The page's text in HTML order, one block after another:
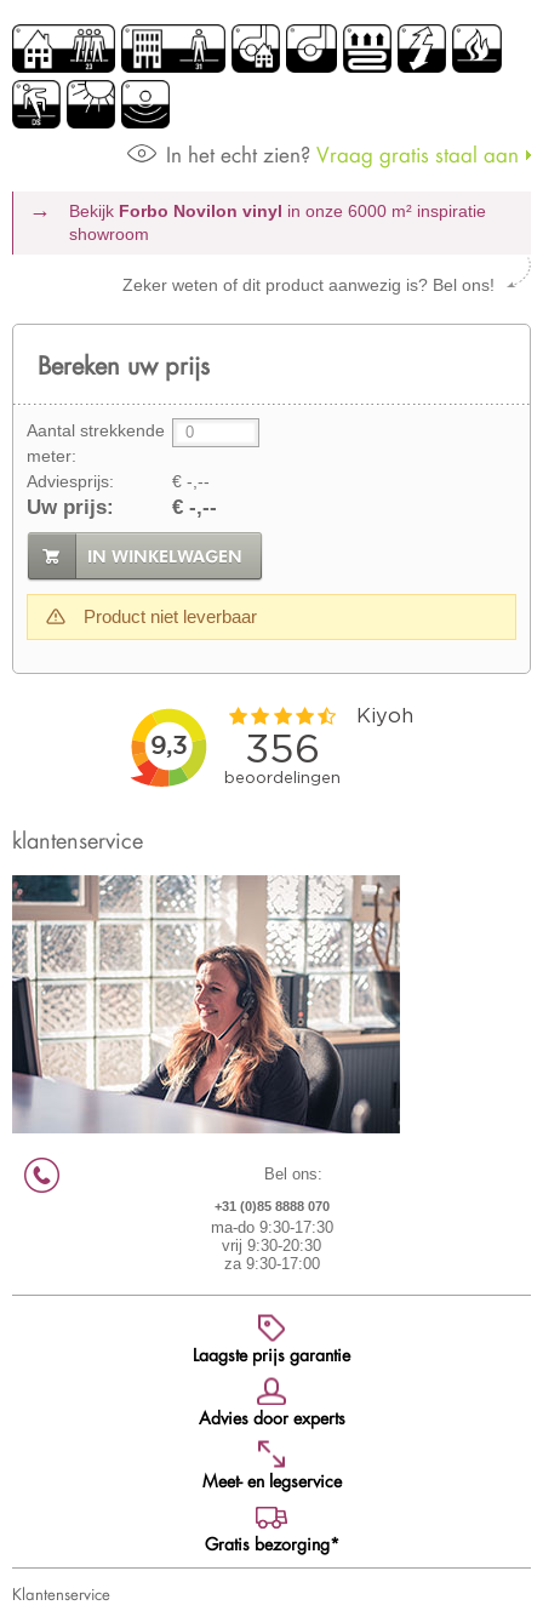
In het echt zien? Vraag gratis staal aan
Bekijk Forbo Novilon vinyl in onze 6000 m² inspiratie
showroom
Zeker weten of dit product aanwezig is? Bel ons!
Bereken uw prijs
Aantal strekkende
meter:
Adviesprijs:
€ -,--
Uw prijs: € -,--
IN WINKELWAGEN
Product niet leverbaar
klantenservice
Bel ons:
+31 (0)85 8888 070
ma-do 9:30-17:30
vrij 9:30-20:30
za 9:30-17:00
Laagste prijs garantie
Advies door experts
Meet- en legservice
Gratis bezorging*
Klantenservice